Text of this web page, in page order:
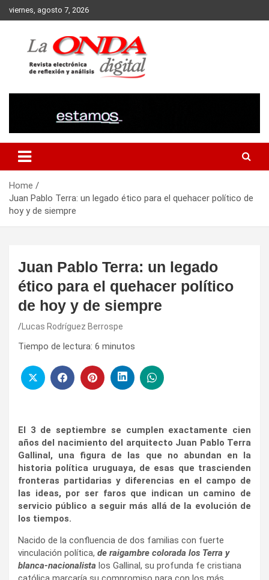
Skip
to
viernes, agosto 7, 2026
Home
Juan Pablo Terra: un legado ético para el quehacer político de
hoy y de siempre
Juan Pablo Terra: un legado
ético para el quehacer político
de hoy y de siempre
Lucas Rodríguez Berrospe
Tiempo de lectura: 6 minutos
El 3 de septiembre se cumplen exactamente cien
años del nacimiento del arquitecto Juan Pablo Terra
Gallinal, una figura de las que no abundan en la
historia política uruguaya, de esas que trascienden
fronteras partidarias y diferencias en el campo de
las ideas, por ser faros que indican un camino de
servicio público a seguir más allá de la evolución de
los tiempos.
Nacido de la confluencia de dos familias con fuerte
vinculación política, de raigambre colorada los Terra y
blanca-nacionalista los Gallinal, su profunda fe cristiana